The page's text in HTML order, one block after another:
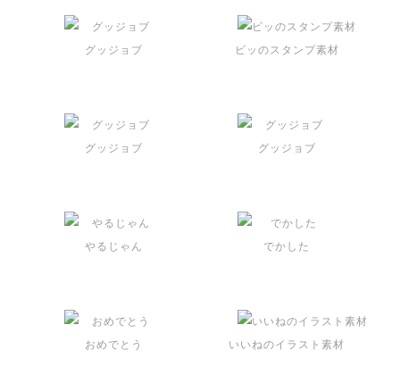
グッジョブ ビッのスタンプ素材
グッジョブ グッジョブ
やるじゃん でかした
おめでとう いいねのイラスト素材